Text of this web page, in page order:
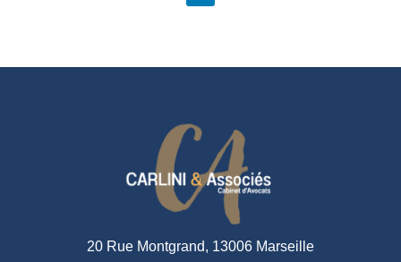
20 Rue Montgrand, 13006 Marseille